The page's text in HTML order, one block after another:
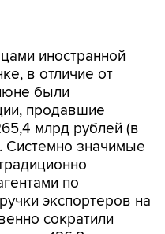
были
продавшие
млрд рублей (в
значимые
по
экспортеров на
сократили
до 126,8 млрд
в мае.